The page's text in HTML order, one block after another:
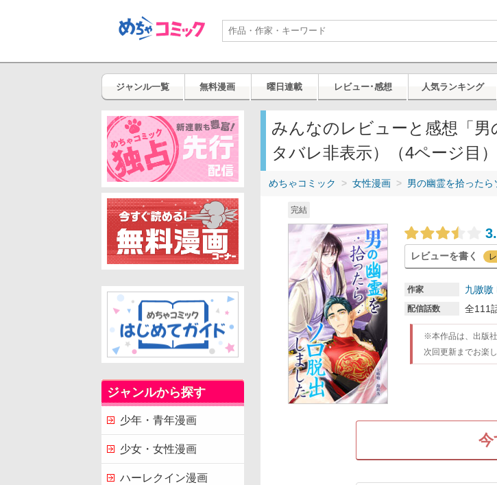
ジャンル一覧 無料漫画 曜日連載 レビュー･感想 人気ランキング
みんなのレビューと感想「
タバレ非表示）（4ページ目）
めちゃコミック 女性漫画 男の幽霊を拾ったら
完結
レビューを書く
作家 九嗷嗷
配信話数 全111
※本作品は、出版
次回更新までお楽
今
ジャンルから探す
少年・青年漫画
少女・女性漫画
ハーレクイン漫画